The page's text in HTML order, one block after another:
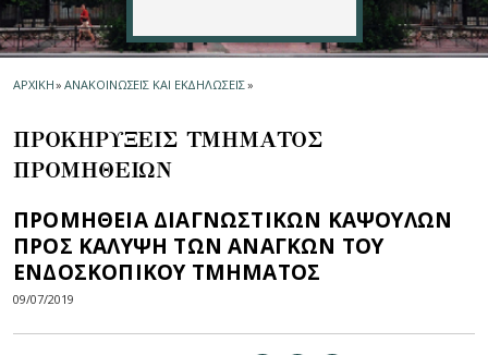
ΑΡΧΙΚΗ» ΑΝΑΚΟΙΝΩΣΕΙΣ ΚΑΙ ΕΚΔΗΛΩΣΕΙΣ»
ΠΡΟΚΗΡΥΞΕΙΣ ΤΜΗΜΑΤΟΣ
ΠΡΟΜΗΘΕΙΩN
ΠΡΟΜΗΘΕΙΑ ΔΙΑΓΝΩΣΤΙΚΩΝ ΚΑΨΟΥΛΩΝ
ΠΡΟΣ ΚΑΛΥΨΗ ΤΩΝ ΑΝΑΓΚΩΝ ΤΟΥ
ΕΝΔΟΣΚΟΠΙΚΟΥ ΤΜΗΜΑΤΟΣ
09/07/2019